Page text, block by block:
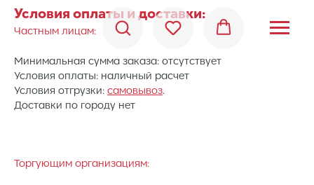
Условия оплаты и доставки:
Частным лицам:
Минимальная сумма заказа: отсутствует
Условия оплаты: наличный расчет
Условия отгрузки: самовывоз.
Доставки по городу нет
Торгующим организациям: